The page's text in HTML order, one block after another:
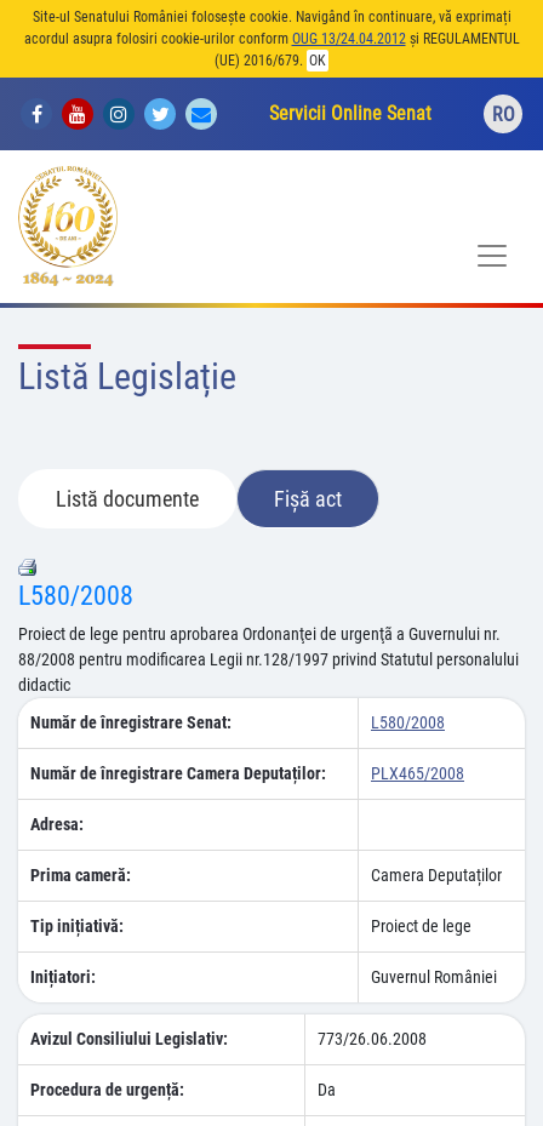
Site-ul Senatului României folosește cookie. Navigând în continuare, vă exprimați
acordul asupra folosiri cookie-urilor conform OUG 13/24.04.2012și REGULAMENTUL
(UE) 2016/679. OK
Servicii Online Senat RO
Listă Legislație
Listă documente Fișă act
L580/2008
Proiect de lege pentru aprobarea Ordonanţei de urgenţã a Guvernului nr.
88/2008 pentru modificarea Legii nr.128/1997 privind Statutul personalului
didactic
Număr de înregistrare Senat:
L580/2008
Număr de înregistrare Camera Deputaților: PLX465/2008
Adresa:
Prima cameră: Camera Deputaților
Tip inițiativă: Proiect de lege
Inițiatori: Guvernul României
Avizul Consiliului Legislativ: 773/26.06.2008
Procedura de urgență: Da